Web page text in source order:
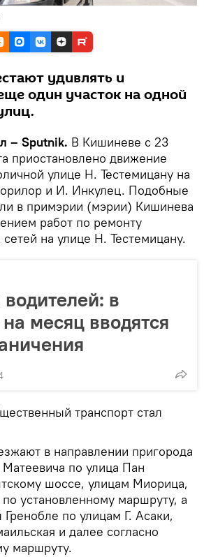
удивлять и
один участок на одной
– Sputnik. В Кишиневе с 23
приостановлено движение
улице Н. Тестемицану на
и И. Инкулец. Подобные
в примэрии (мэрии) Кишинева
работ по ремонту
на улице Н. Тестемицану.
в
месяц вводятся
транспорт стал
в направлении пригорода
по улица Пан
шоссе, улицам Миорица,
установленному маршруту, а
по улицам Г. Асаки,
и далее согласно
маршруту.